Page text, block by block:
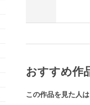
おすすめ作
この作品を見た人